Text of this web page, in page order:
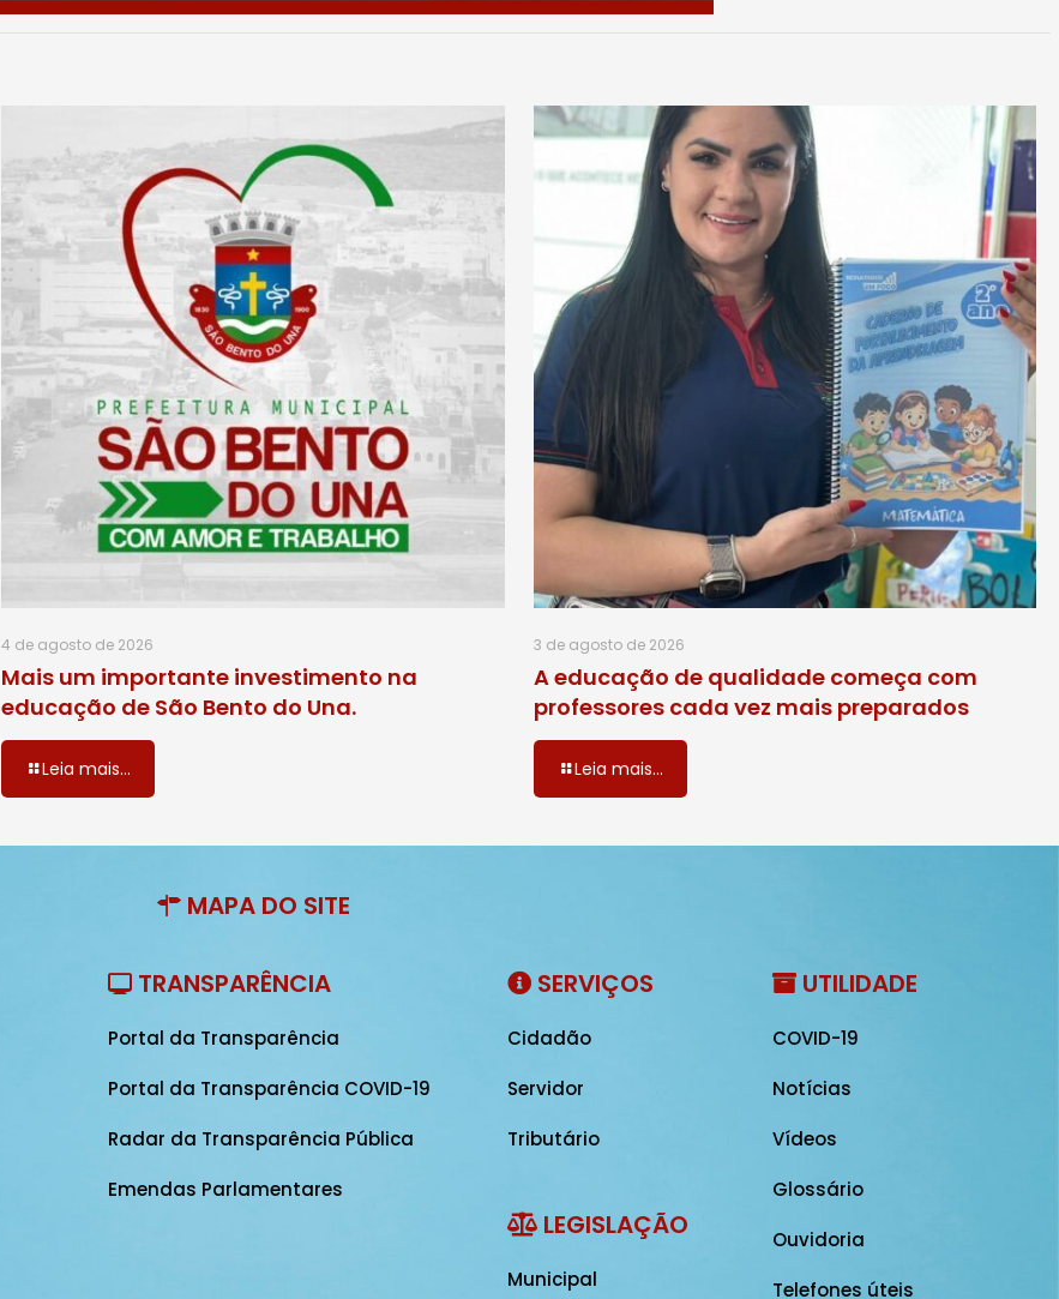
4 de agosto de 2026
Mais um importante investimento na
educação de São Bento do Una.
Leia mais...
3 de agosto de 2026
A educação de qualidade começa com
professores cada vez mais preparados
Leia mais...
MAPA DO SITE
TRANSPARÊNCIA
Portal da Transparência
Portal da Transparência COVID-19
Radar da Transparência Pública
Emendas Parlamentares
SERVIÇOS
Cidadão
Servidor
Tributário
LEGISLAÇÃO
Municipal
UTILIDADE
COVID-19
Notícias
Vídeos
Glossário
Ouvidoria
Telefones úteis